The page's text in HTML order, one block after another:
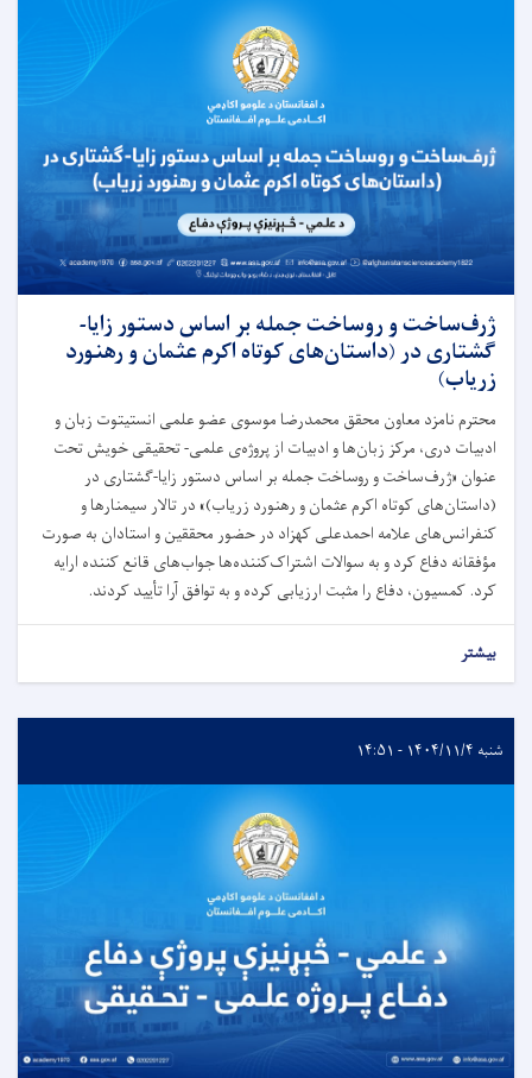
ژرف‌ساخت و روساخت جمله بر اساس دستور زایا-
گشتاری در (داستان‌های کوتاه اکرم عثمان و رهنورد
زریاب)
محترم نامزد معاون محقق محمدرضا موسوی عضو علمی انستیتوت زبان و
ادبیات دری، مرکز زبان‌ها و ادبیات از پروژه‌ی علمی- تحقیقی خویش تحت
عنوان «ژرف‌ساخت و روساخت جمله بر اساس دستور زایا-گشتاری در
(داستان‌های کوتاه اکرم عثمان و رهنورد زریاب)» در تالار سیمنارها و
کنفرانس‌های علامه احمدعلی کهزاد در حضور محققین و استادان به صورت
مؤفقانه دفاع کرد و به سوالات اشتراک‌کننده‌ها جواب‌های قانع کننده ارایه
کرد. کمسیون، دفاع را مثبت ارزیابی کرده و به توافق آرا تأیید کردند.
بیشتر
شنبه ۱۴۰۴/۱۱/۴ - ۱۴:۵۱